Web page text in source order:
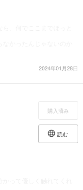
2024年01月28日
購入済み
読む